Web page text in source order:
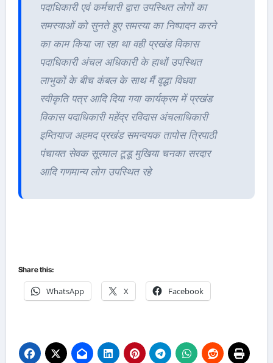
पदाधिकारी एवं कर्मचारी द्वारा उपस्थित लोगों का
समस्याओं को सुनते हुए समस्या का निष्पादन करने
का काम किया जा रहा था वही प्रखंड विकास
पदाधिकारी अंचल अधिकारी के हाथों उपस्थित
लाभुकों के बीच कंबल के साथ मैं वृद्धा विधवा
स्वीकृति पत्र आदि दिया गया कार्यक्रम में प्रखंड
विकास पदाधिकारी महेंद्र रविदास अंचलाधिकारी
इम्तियाज अहमद प्रखंड समन्वयक तापोस त्रिपाठी
पंचायत सेवक सूरमाल टूडू मुखिया चनका सरदार
आदि गणमान्य लोग उपस्थित रहे
Share this:
WhatsApp X Facebook